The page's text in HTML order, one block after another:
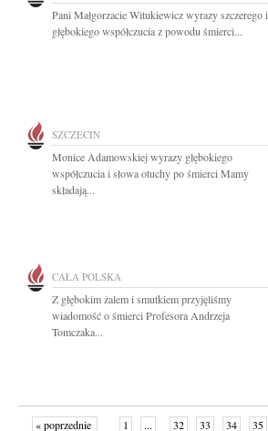
Pani Małgorzacie Witukiewicz wyrazy szczerego i
głębokiego współczucia z powodu śmierci...
SZCZECIN
Monice Adamowskiej wyrazy głębokiego
współczucia i słowa otuchy po śmierci Mamy
składają...
CAŁA POLSKA
Z głębokim żalem i smutkiem przyjęliśmy
wiadomość o śmierci Profesora Andrzeja
Tomczaka...
« poprzednie 1 ... 32 33 34 35